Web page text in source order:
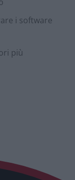
i software
più